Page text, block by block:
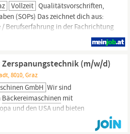
Vollzeit Qualitätsvorschriften,
(SOPs) Das zeichnet dich aus:
/ Berufserfahrung in der Fachrichtung
Logistik, Einzelhandelskaufmann/-
frau, oder einem
in Wort und Schrift
(m/w/d)
8010, Graz
GmbH Wir sind
Bäckereimaschinen mit
und den USA und bieten
Aufgaben Zerspanungstechniker
Programme anhand von technischen